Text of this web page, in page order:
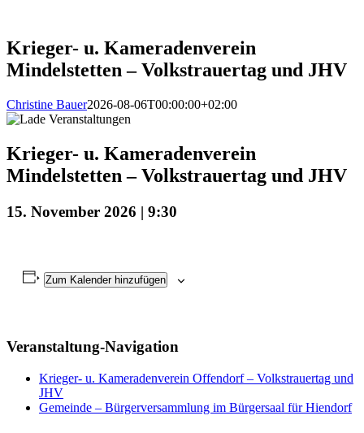
springen
Krieger- u. Kameradenverein
Mindelstetten – Volkstrauertag und JHV
Christine Bauer2026-08-06T00:00:00+02:00
Krieger- u. Kameradenverein
Mindelstetten – Volkstrauertag und JHV
15. November 2026 | 9:30
Zum Kalender hinzufügen
Veranstaltung-Navigation
Krieger- u. Kameradenverein Offendorf – Volkstrauertag und
JHV
Gemeinde – Bürgerversammlung im Bürgersaal für Hiendorf